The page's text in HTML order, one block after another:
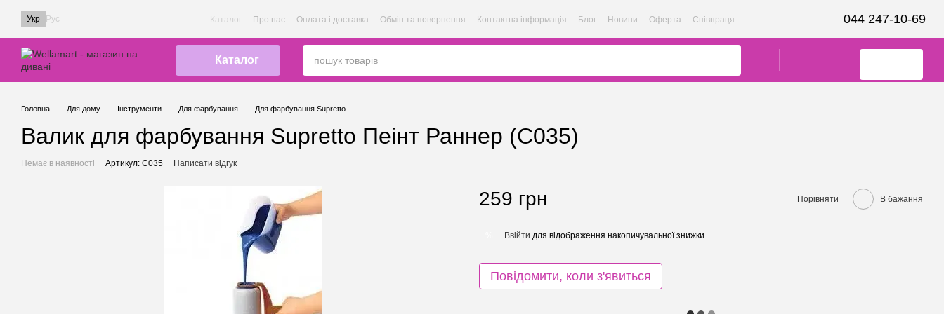
Перейти до основного контенту
Укр Рус Каталог Про нас Оплата і доставка Обмін та повернення Контактна інформація Блог Новини Оферта Співпраця 044 247-10-69
Каталог
Головна Для дому Інструменти Для фарбування Для фарбування Supretto
Валик для фарбування Supretto Пеінт Раннер (C035)
Немає в наявності Артикул: C035 Написати відгук
259 грн Порівняти В бажання
Ввійти для відображення накопичувальної знижки
Повідомити, коли з'явиться